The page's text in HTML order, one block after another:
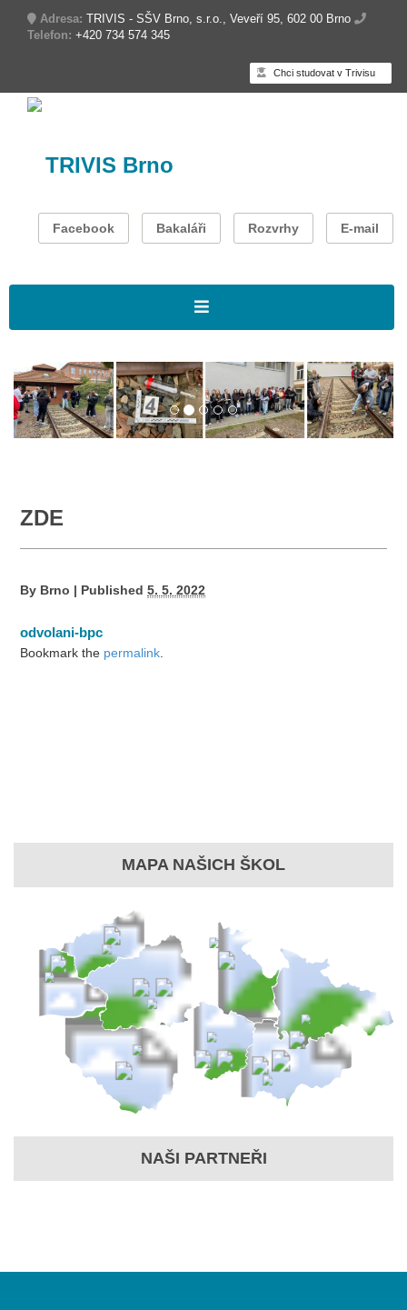
Adresa: TRIVIS - SŠV Brno, s.r.o., Veveří 95, 602 00 Brno
Telefon: +420 734 574 345
Chci studovat v Trivisu
TRIVIS Brno
Facebook Bakaláři Rozvrhy E-mail
ZDE
By Brno | Published 5. 5. 2022
odvolani-bpc
Bookmark the permalink.
MAPA NAŠICH ŠKOL
NAŠI PARTNEŘI